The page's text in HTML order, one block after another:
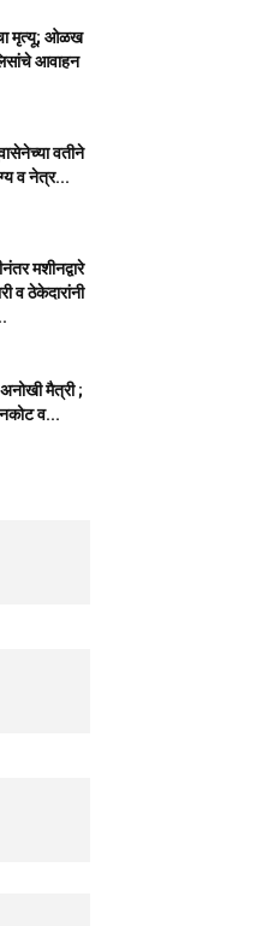
मृत्यू; ओळख
आवाहन
वतीने
व नेत्र...
मशीनद्वारे
व ठेकेदारांनी
अनोखी मैत्री ;
व...